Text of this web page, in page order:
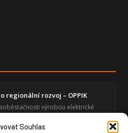
Souhlas
regionální rozvoj – OPPIK
výrobou elektrické